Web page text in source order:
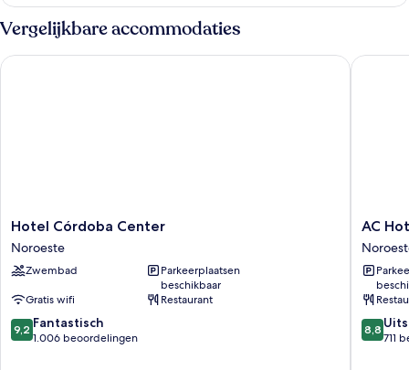
Vergelijkbare accommodaties
Hotel
Córdoba
Center
Noroeste
Hotel Córdoba Center
Noroeste
Zwembad
Parkeerplaatsen
beschikbaar
Gratis wifi
Restaurant
9.2
van
9,2 Fantastisch
1.006 beoordelingen
Hotel Córdoba Center
AC
Hotel
by
Marriott
AC
8.8
van
8,8
711
AC